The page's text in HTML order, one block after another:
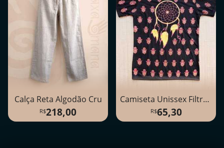
Calça Reta Algodão Cru
218,00
Camiseta Unissex Filtro dos Sonhos
65,30